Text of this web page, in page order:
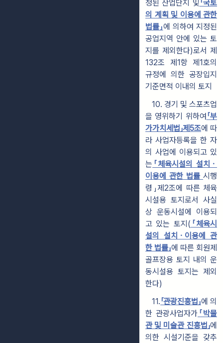
정된 산업단지 및「국토
의 계획 및 이용에 관한
법률」에 의하여 지정된
공업지역 안에 있는 토
지를 제외한다)로서 제
132조 제1항 제1호의
규정에 의한 공장입지
기준면적 이내의 토지
10. 경기 및 스포츠업
을 영위하기 위하여「부
가가치세법」제5조에 따
라 사업자등록을 한 자
의 사업에 이용되고 있
는 「체육시설의 설치ㆍ
이용에 관한 법률 시행
령」제2조에 따른 체육
시설용 토지로서 사실
상 운동시설에 이용되
고 있는 토지( 「체육시
설의 설치ㆍ이용에 관
한 법률」에 따른 회원제
골프장용 토지 내의 운
동시설용 토지는 제외
한다)
11.「관광진흥법」에 의
한 관광사업자가 「박물
관 및 미술관 진흥법」에
의한 시설기준을 갖추